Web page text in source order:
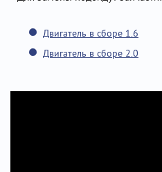
Двигатель в сборе 1.6
Двигатель в сборе 2.0